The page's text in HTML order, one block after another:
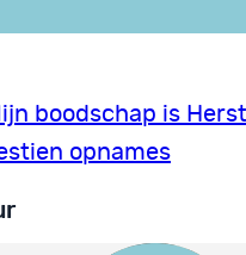
boodschap is
opnames